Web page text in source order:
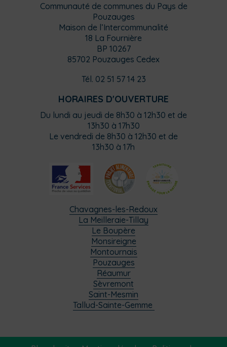
Communauté de communes du Pays de
Pouzauges
Maison de l’Intercommunalité
18 La Fournière
BP 10267
85702 Pouzauges Cedex
Tél. 02 51 57 14 23
HORAIRES D'OUVERTURE
Du lundi au jeudi de 8h30 à 12h30 et de
13h30 à 17h30
Le vendredi de 8h30 à 12h30 et de
13h30 à 17h
Chavagnes-les-Redoux
La Meilleraie-Tillay
Le Boupère
Monsireigne
Montournais
Pouzauges
Réaumur
Sèvremont
Saint-Mesmin
Tallud-Sainte-Gemme